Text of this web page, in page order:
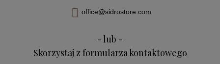
office@sidrostore.com
- lub -
Skorzystaj z formularza kontaktowego